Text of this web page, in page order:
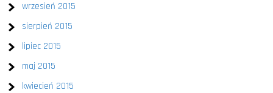
wrzesień 2015
sierpień 2015
lipiec 2015
maj 2015
kwiecień 2015